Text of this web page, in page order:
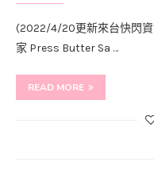
(2022/4/20更新來台快閃
家 Press Butter Sa …
READ MORE